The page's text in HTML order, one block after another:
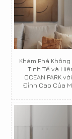
Khám Phá
Tinh Tế và
OCEAN PARK
Đỉnh Cao Của